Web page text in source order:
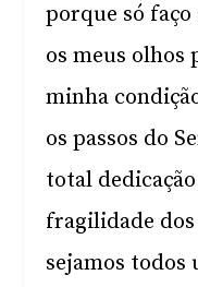
porque só
os meus olhos
minha
os passos do
total
fragilidade
sejamos todos